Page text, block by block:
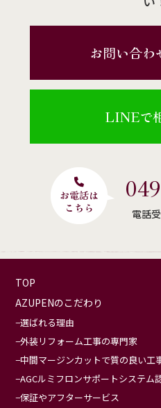
お問い合わ
LINEで
電話
TOP
AZUPENのこだわり
選ばれる理由
外装リフォーム工事の専門家
中間マージンカットで質の良い工
AGCルミフロンサポートシステム
保証やアフターサービス